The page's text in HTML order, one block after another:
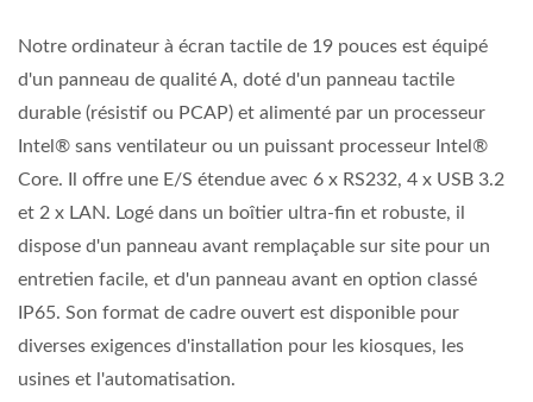
Notre ordinateur à écran tactile de 19 pouces est équipé
d'un panneau de qualité A, doté d'un panneau tactile
durable (résistif ou PCAP) et alimenté par un processeur
Intel® sans ventilateur ou un puissant processeur Intel®
Core. Il offre une E/S étendue avec 6 x RS232, 4 x USB 3.2
et 2 x LAN. Logé dans un boîtier ultra-fin et robuste, il
dispose d'un panneau avant remplaçable sur site pour un
entretien facile, et d'un panneau avant en option classé
IP65. Son format de cadre ouvert est disponible pour
diverses exigences d'installation pour les kiosques, les
usines et l'automatisation.